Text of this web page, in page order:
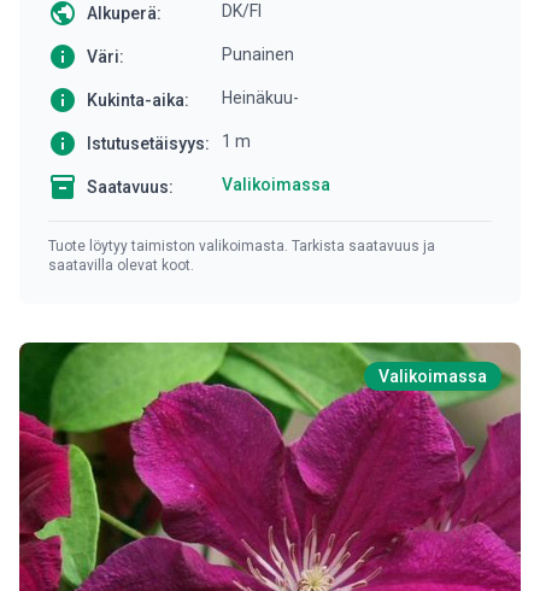
public Alkuperä: DK/FI
info Väri: Punainen
info Kukinta-aika: Heinäkuu-
info Istutusetäisyys: 1 m
inventory Saatavuus: Valikoimassa
Tuote löytyy taimiston valikoimasta. Tarkista saatavuus ja
saatavilla olevat koot.
Valikoimassa